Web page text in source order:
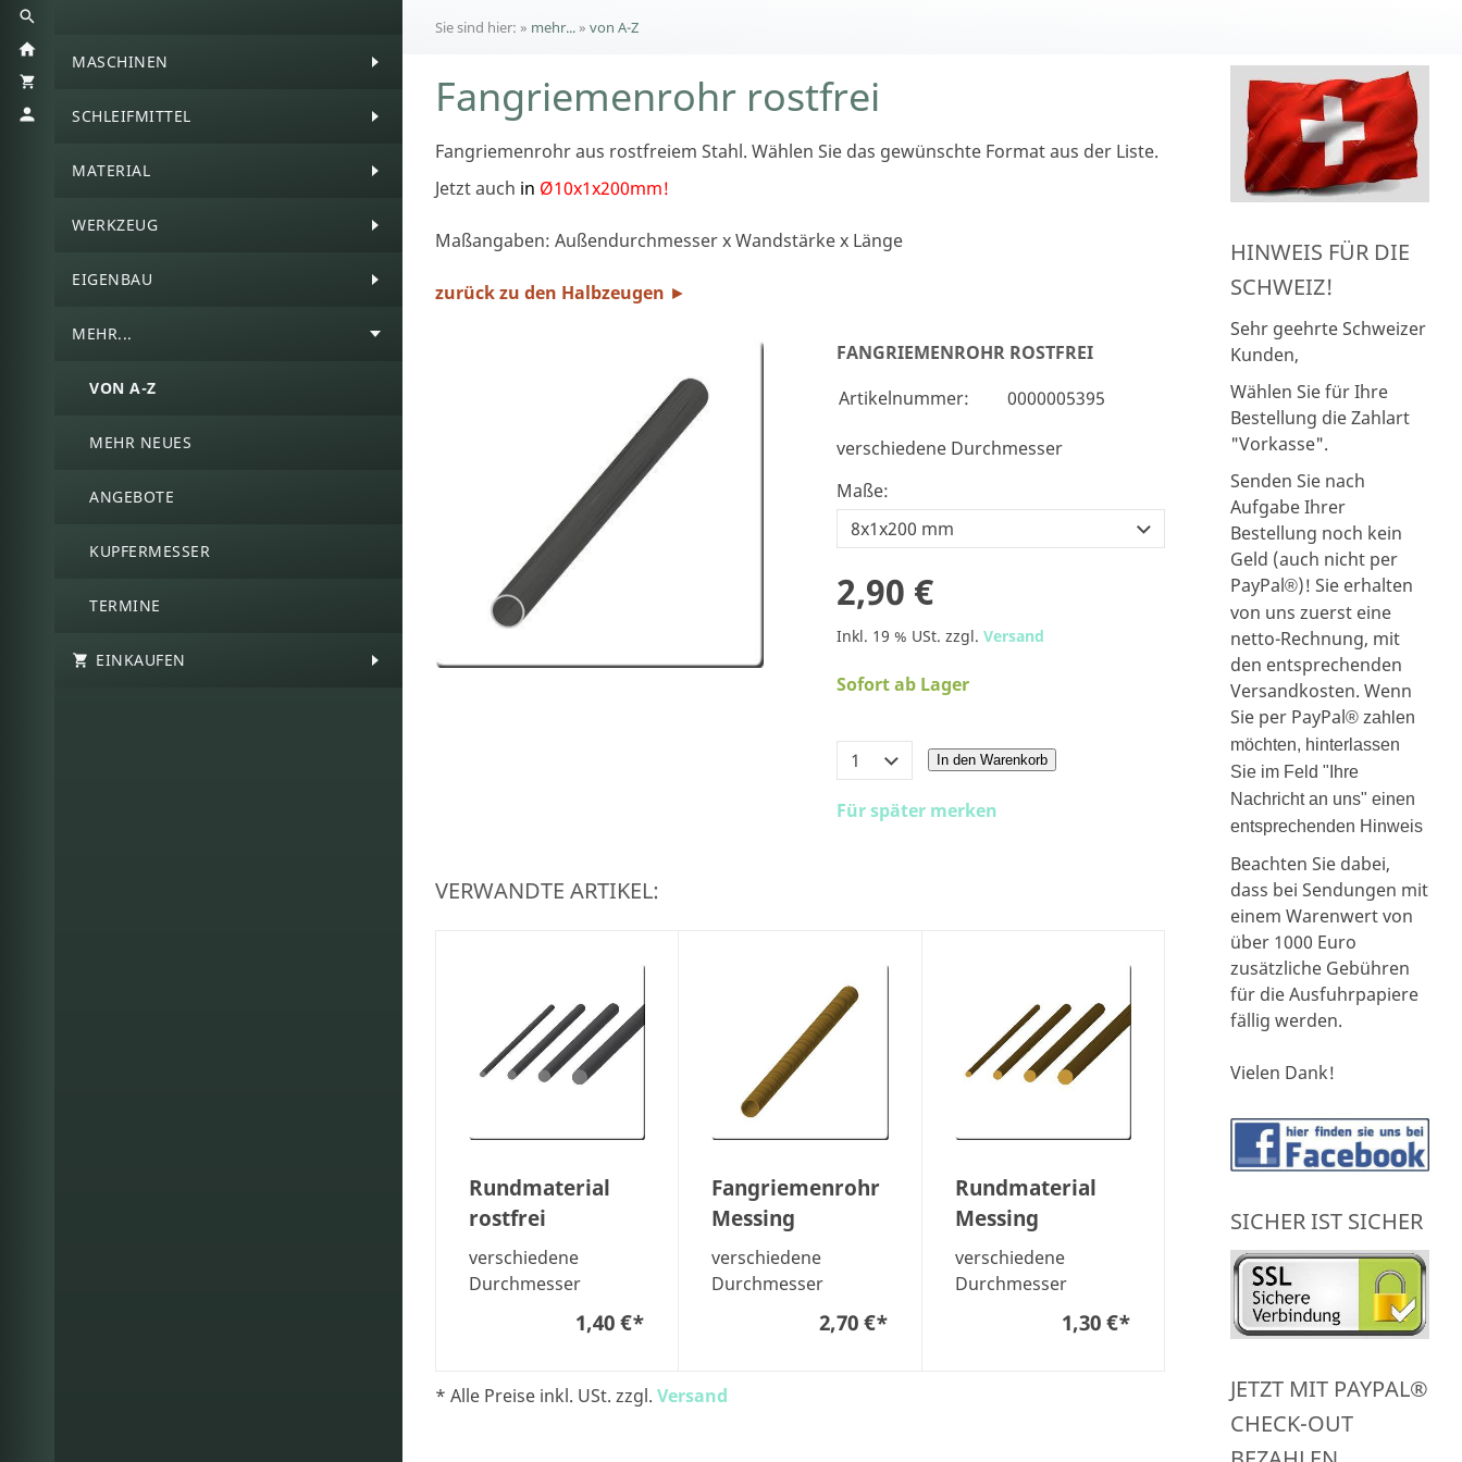
MASCHINEN
SCHLEIFMITTEL
MATERIAL
WERKZEUG
EIGENBAU
MEHR...
VON A-Z
MEHR NEUES
ANGEBOTE
KUPFERMESSER
TERMINE
EINKAUFEN
Sie sind hier: » mehr...» von A-Z
Fangriemenrohr rostfrei
Fangriemenrohr aus rostfreiem Stahl. Wählen Sie das gewünschte Format aus der Liste.
Jetzt auch in Ø10x1x200mm!
Maßangaben: Außendurchmesser x Wandstärke x Länge
zurück zu den Halbzeugen ►
FANGRIEMENROHR ROSTFREI
Artikelnummer:
0000005395
verschiedene Durchmesser
Maße:
2,90 €
Inkl. 19 % USt. zzgl.Versand
Sofort ab Lager
In den Warenkorb
Für später merken
VERWANDTE ARTIKEL:
Rundmaterial
rostfrei
verschiedene
Durchmesser
1,40 €*
Fangriemenrohr
Messing
verschiedene
Durchmesser
2,70 €*
Rundmaterial
Messing
verschiedene
Durchmesser
1,30 €*
* Alle Preise inkl. USt. zzgl. Versand
HINWEIS FÜR DIE
SCHWEIZ!
Sehr geehrte Schweizer
Kunden,
Wählen Sie für Ihre
Bestellung die Zahlart
"Vorkasse".
Senden Sie nach
Aufgabe Ihrer
Bestellung noch kein
Geld (auch nicht per
PayPal®)! Sie erhalten
von uns zuerst eine
netto-Rechnung, mit
den entsprechenden
Versandkosten. Wenn
Sie per PayPal® zahlen
möchten, hinterlassen
Sie im Feld "Ihre
Nachricht an uns" einen
entsprechenden Hinweis
Beachten Sie dabei,
dass bei Sendungen mit
einem Warenwert von
über 1000 Euro
zusätzliche Gebühren
für die Ausfuhrpapiere
fällig werden.
Vielen Dank!
SICHER IST SICHER
JETZT MIT PAYPAL®
CHECK-OUT